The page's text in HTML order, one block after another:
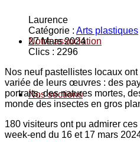
Notre association
Nos sections
Laurence
Catégorie : Arts plastiques
27 Mars 2024
Clics : 2296
Nos neuf pastellistes locaux
variée de leurs œuvres : des
portraits, des natures mortes,
monde des insectes en gros
180 visiteurs ont pu admirer
week-end du 16 et 17 mars